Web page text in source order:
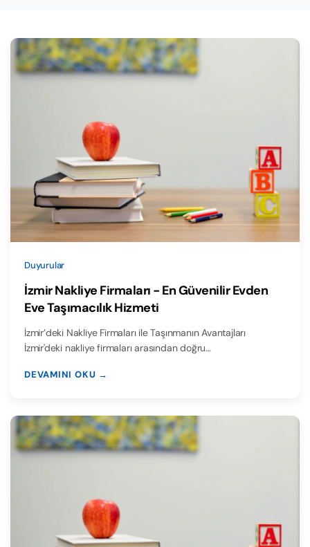
Duyurular
İzmir Nakliye Firmaları - En Güvenilir Evden
Eve Taşımacılık Hizmeti
İzmir’deki Nakliye Firmaları ile Taşınmanın Avantajları
İzmir'deki nakliye firmaları arasından doğru…
DEVAMINI OKU →